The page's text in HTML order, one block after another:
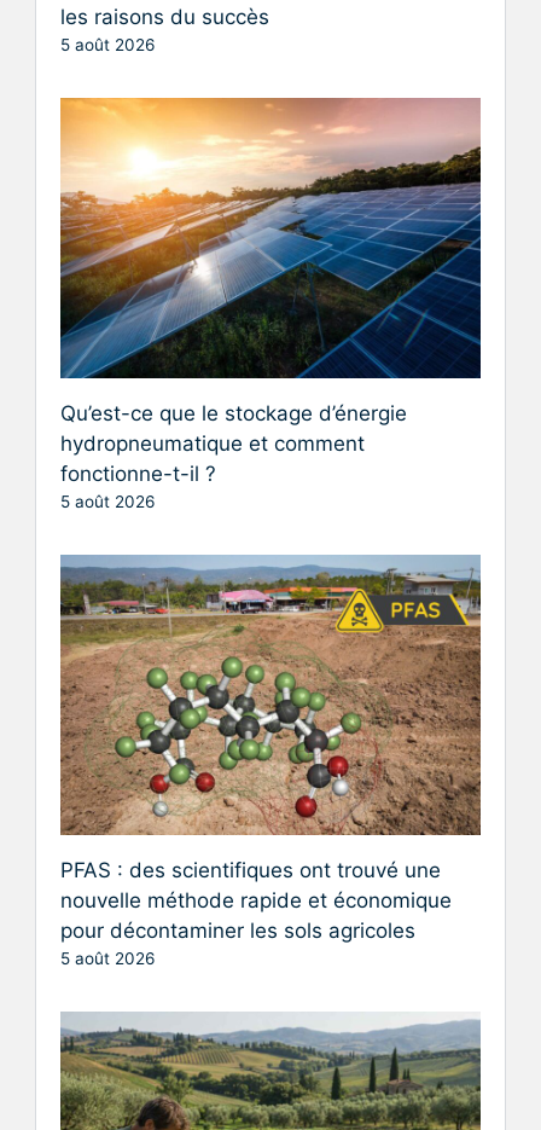
les raisons du succès
5 août 2026
Qu’est-ce que le stockage d’énergie
hydropneumatique et comment
fonctionne-t-il ?
5 août 2026
PFAS : des scientifiques ont trouvé une
nouvelle méthode rapide et économique
pour décontaminer les sols agricoles
5 août 2026